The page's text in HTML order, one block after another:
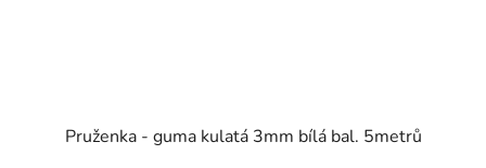
Pruženka - guma kulatá 3mm bílá bal. 5metrů